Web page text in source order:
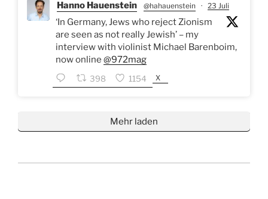
Hanno Hauenstein @hahauenstein · 23 Juli
‘In Germany, Jews who reject Zionism
are seen as not really Jewish’ – my
interview with violinist Michael Barenboim,
now online @972mag
398 1154 X
Mehr laden